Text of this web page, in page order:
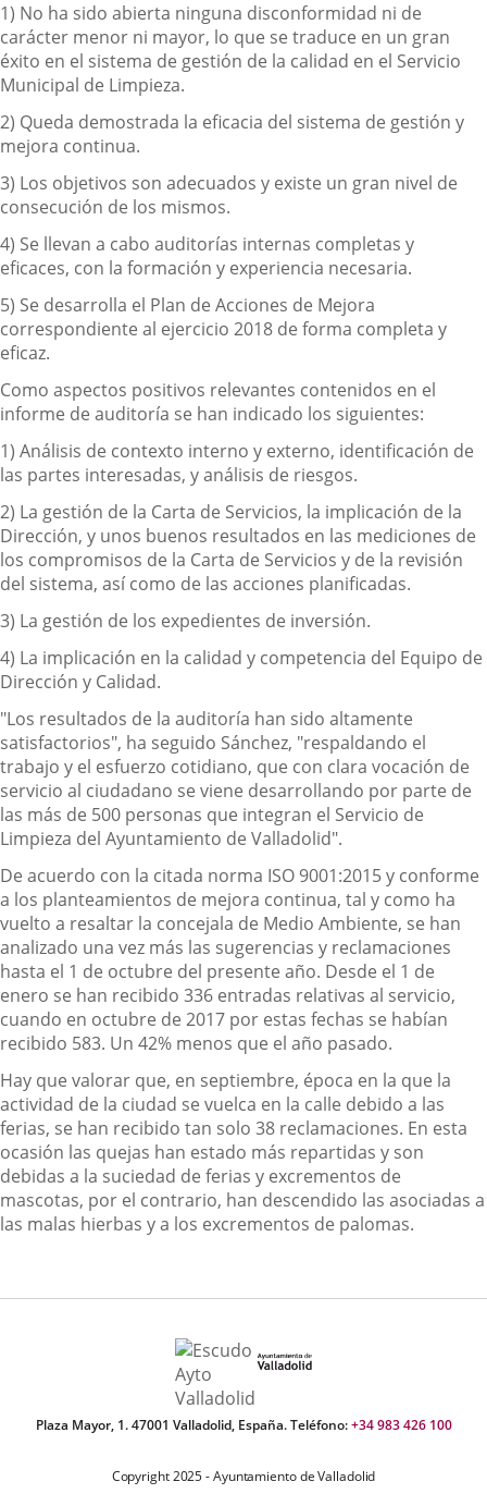
1) No ha sido abierta ninguna disconformidad ni de
carácter menor ni mayor, lo que se traduce en un gran
éxito en el sistema de gestión de la calidad en el Servicio
Municipal de Limpieza.
2) Queda demostrada la eficacia del sistema de gestión y
mejora continua.
3) Los objetivos son adecuados y existe un gran nivel de
consecución de los mismos.
4) Se llevan a cabo auditorías internas completas y
eficaces, con la formación y experiencia necesaria.
5) Se desarrolla el Plan de Acciones de Mejora
correspondiente al ejercicio 2018 de forma completa y
eficaz.
Como aspectos positivos relevantes contenidos en el
informe de auditoría se han indicado los siguientes:
1) Análisis de contexto interno y externo, identificación de
las partes interesadas, y análisis de riesgos.
2) La gestión de la Carta de Servicios, la implicación de la
Dirección, y unos buenos resultados en las mediciones de
los compromisos de la Carta de Servicios y de la revisión
del sistema, así como de las acciones planificadas.
3) La gestión de los expedientes de inversión.
4) La implicación en la calidad y competencia del Equipo de
Dirección y Calidad.
"Los resultados de la auditoría han sido altamente
satisfactorios", ha seguido Sánchez, "respaldando el
trabajo y el esfuerzo cotidiano, que con clara vocación de
servicio al ciudadano se viene desarrollando por parte de
las más de 500 personas que integran el Servicio de
Limpieza del Ayuntamiento de Valladolid".
De acuerdo con la citada norma ISO 9001:2015 y conforme
a los planteamientos de mejora continua, tal y como ha
vuelto a resaltar la concejala de Medio Ambiente, se han
analizado una vez más las sugerencias y reclamaciones
hasta el 1 de octubre del presente año. Desde el 1 de
enero se han recibido 336 entradas relativas al servicio,
cuando en octubre de 2017 por estas fechas se habían
recibido 583. Un 42% menos que el año pasado.
Hay que valorar que, en septiembre, época en la que la
actividad de la ciudad se vuelca en la calle debido a las
ferias, se han recibido tan solo 38 reclamaciones. En esta
ocasión las quejas han estado más repartidas y son
debidas a la suciedad de ferias y excrementos de
mascotas, por el contrario, han descendido las asociadas a
las malas hierbas y a los excrementos de palomas.
Plaza Mayor, 1. 47001 Valladolid, España. Teléfono:+34 983 426 100
Copyright 2025 - Ayuntamiento de Valladolid